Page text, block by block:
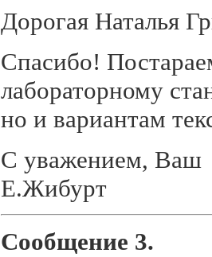
Дорогая Наталья
Спасибо!
лабораторному
но и вариантам
С уважением, Ваш
Е.Жибурт
Сообщение 3.